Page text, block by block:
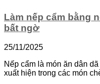
Làm nếp cẩm bằng
bất ngờ
25/11/2025
Nếp cẩm là món ăn dân
xuất hiện trong các món